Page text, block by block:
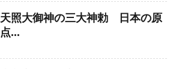
天照大御神の三大神勅 日本の原
点...